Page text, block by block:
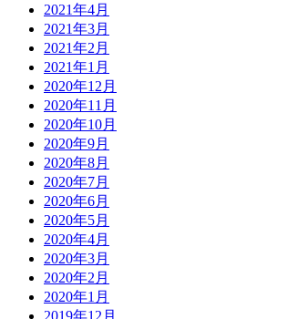
2021年4月
2021年3月
2021年2月
2021年1月
2020年12月
2020年11月
2020年10月
2020年9月
2020年8月
2020年7月
2020年6月
2020年5月
2020年4月
2020年3月
2020年2月
2020年1月
2019年12月